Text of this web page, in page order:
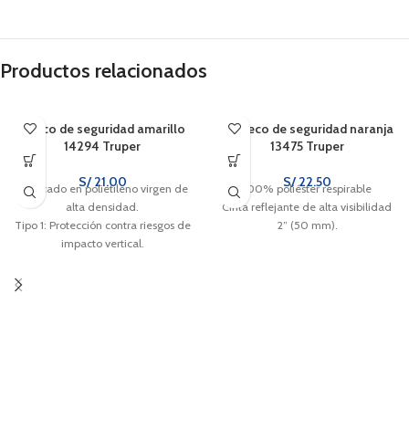
Productos relacionados
Casco de seguridad amarillo
14294 Truper
S/21.00
Fabricado en polietileno virgen de
alta densidad.
Tipo 1: Protección contra riesgos de
impacto vertical.
Chaleco de seguridad naranja
13475 Truper
S/22.50
100% poliéster respirable
Cinta reflejante de alta visibilidad
2” (50 mm).